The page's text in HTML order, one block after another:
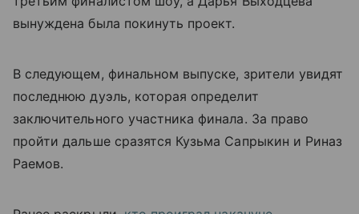
вынуждена была покинуть проект.
В следующем, финальном выпуске, зрители увидят
последнюю дуэль, которая определит
заключительного участника финала. За право
пройти дальше сразятся Кузьма Сапрыкин и Риназ
Раемов.